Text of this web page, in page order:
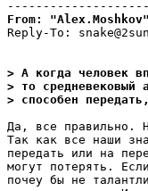
From:
Reply-To:
> А когда человек
> то средневековый
> способен
Да, все правильно.
Так как все наши
передать или на
могут потерять.
почеу бы не